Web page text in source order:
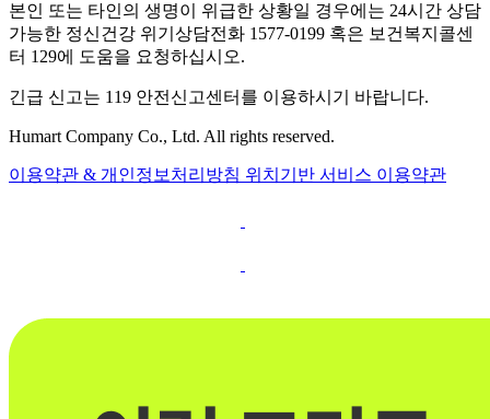
본인 또는 타인의 생명이 위급한 상황일 경우에는 24시간 상담
가능한 정신건강 위기상담전화 1577-0199 혹은 보건복지콜센
터 129에 도움을 요청하십시오.
긴급 신고는 119 안전신고센터를 이용하시기 바랍니다.
Humart Company Co., Ltd. All rights reserved.
이용약관 & 개인정보처리방침 위치기반 서비스 이용약관